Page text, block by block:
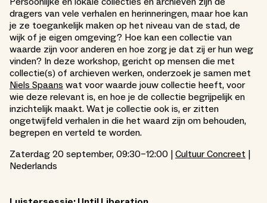
dragers van vele verhalen en herinneringen, maar hoe kan
je ze toegankelijk maken op het niveau van de stad, de
wijk of je eigen omgeving? Hoe kan een collectie van
waarde zijn voor anderen en hoe zorg je dat zij er hun weg
vinden? In deze workshop, gericht op mensen die met
collectie(s) of archieven werken, onderzoek je samen met
Niels Spaans wat voor waarde jouw collectie heeft, voor
wie deze relevant is, en hoe je de collectie begrijpelijk en
inzichtelijk maakt. Wat je collectie ook is, er zitten
ongetwijfeld verhalen in die het waard zijn om behouden,
begrepen en verteld te worden.
Zaterdag 20 september, 09:30–12:00 | Cultuur Concreet |
Nederlands